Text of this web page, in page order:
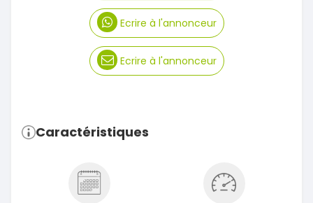
Ecrire à l'annonceur
Ecrire à l'annonceur
Caractéristiques